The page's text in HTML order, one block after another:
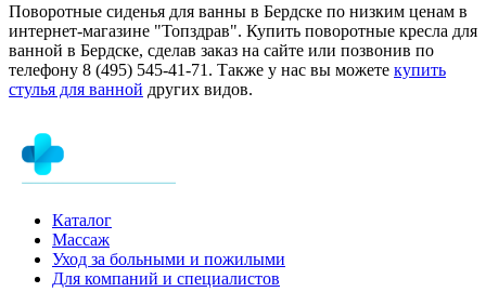
Поворотные сиденья для ванны в Бердске по низким ценам в
интернет-магазине "Топздрав". Купить поворотные кресла для
ванной в Бердске, сделав заказ на сайте или позвонив по
телефону 8 (495) 545-41-71. Также у нас вы можете купить
стулья для ванной других видов.
Каталог
Массаж
Уход за больными и пожилыми
Для компаний и специалистов